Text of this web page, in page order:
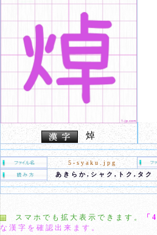
焯
5-syaku.jpg
あきらか,シャク,トク,タク
スマホでも拡大表示できます。 「
な漢字を確認出来ます。